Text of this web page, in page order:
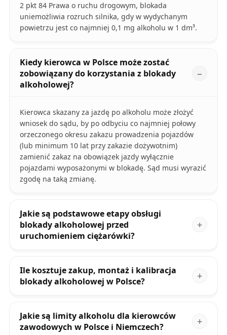
2 pkt 84 Prawa o ruchu drogowym, blokada
uniemożliwia rozruch silnika, gdy w wydychanym
powietrzu jest co najmniej 0,1 mg alkoholu w 1 dm³.
Kiedy kierowca w Polsce może zostać
zobowiązany do korzystania z blokady
alkoholowej?
Kierowca skazany za jazdę po alkoholu może złożyć
wniosek do sądu, by po odbyciu co najmniej połowy
orzeczonego okresu zakazu prowadzenia pojazdów
(lub minimum 10 lat przy zakazie dożywotnim)
zamienić zakaz na obowiązek jazdy wyłącznie
pojazdami wyposażonymi w blokadę. Sąd musi wyrazić
zgodę na taką zmianę.
Jakie są podstawowe etapy obsługi
blokady alkoholowej przed
uruchomieniem ciężarówki?
Ile kosztuje zakup, montaż i kalibracja
blokady alkoholowej w Polsce?
Jakie są limity alkoholu dla kierowców
zawodowych w Polsce i Niemczech?